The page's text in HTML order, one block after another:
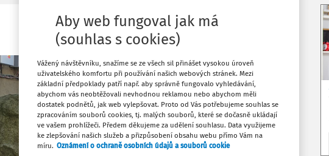
Stáhnout
Tisknout
Sdílet
Aby web fungoval jak má
(souhlas s cookies)
Vážený návštěvníku, snažíme se ze všech sil přinášet vysokou úroveň
uživatelského komfortu při používání našich webových stránek. Mezi
základní předpoklady patří např. aby správně fungovalo vyhledávání,
abychom vás neobtěžovali nevhodnou reklamou nebo abychom měli
dostatek podnětů, jak web vylepšovat. Proto od Vás potřebujeme souhlas se
zpracováním souborů cookies, tj. malých souborů, které se dočasně ukládají
ve vašem prohlížeči. Předem děkujeme za udělení souhlasu. Data využijeme
ke zlepšování našich služeb a přizpůsobení obsahu webu přímo Vám na
míru. Oznámení o ochraně osobních údajů a souborů cookie